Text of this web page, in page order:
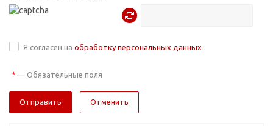
Я согласен на обработку персональных данных
* — Обязательные поля
Отменить